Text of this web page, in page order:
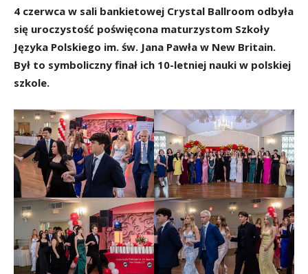
4 czerwca w sali bankietowej Crystal Ballroom odbyła
się uroczystość poświęcona maturzystom Szkoły
Języka Polskiego im. św. Jana Pawła w New Britain.
Był to symboliczny finał ich 10-letniej nauki w polskiej
szkole.